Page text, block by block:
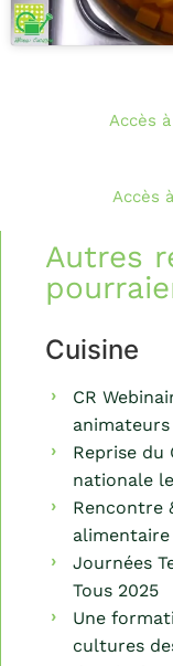
Accès
Accès
Autres
Cuisine
CR
animateurs
Reprise
nationale
Rencontre
Journées
Tous 2025
Une
cultures